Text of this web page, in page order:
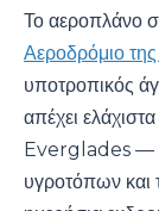
Το αεροπλάνο
Αεροδρόμιο
υποτροπικός
απέχει
Everglades —
υγροτόπων και